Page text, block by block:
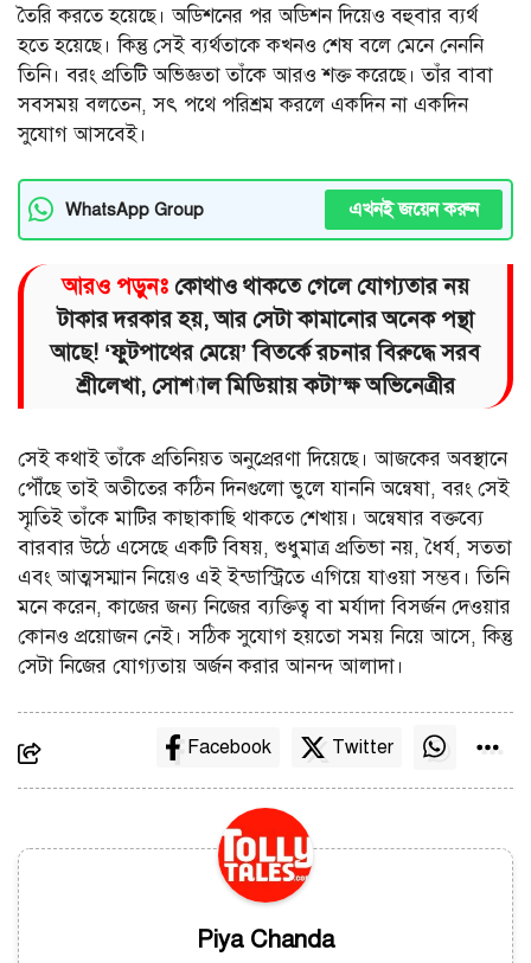
তৈরি করতে হয়েছে। অডিশনের পর অডিশন দিয়েও বহুবার ব্যর্থ
হতে হয়েছে। কিন্তু সেই ব্যর্থতাকে কখনও শেষ বলে মেনে নেননি
তিনি। বরং প্রতিটি অভিজ্ঞতা তাঁকে আরও শক্ত করেছে। তাঁর বাবা
সবসময় বলতেন, সৎ পথে পরিশ্রম করলে একদিন না একদিন
সুযোগ আসবেই।
WhatsApp Group এখনই জয়েন করুন
আরও পড়ুনঃ কোথাও থাকতে গেলে যোগ্যতার নয়
টাকার দরকার হয়, আর সেটা কামানোর অনেক পন্থা
আছে! ‘ফুটপাথের মেয়ে’ বিতর্কে রচনার বিরুদ্ধে সরব
শ্রীলেখা, সোশ্যাল মিডিয়ায় কটা’ক্ষ অভিনেত্রীর
সেই কথাই তাঁকে প্রতিনিয়ত অনুপ্রেরণা দিয়েছে। আজকের অবস্থানে
পৌঁছে তাই অতীতের কঠিন দিনগুলো ভুলে যাননি অন্বেষা, বরং সেই
স্মৃতিই তাঁকে মাটির কাছাকাছি থাকতে শেখায়। অন্বেষার বক্তব্যে
বারবার উঠে এসেছে একটি বিষয়, শুধুমাত্র প্রতিভা নয়, ধৈর্য, সততা
এবং আত্মসম্মান নিয়েও এই ইন্ডাস্ট্রিতে এগিয়ে যাওয়া সম্ভব। তিনি
মনে করেন, কাজের জন্য নিজের ব্যক্তিত্ব বা মর্যাদা বিসর্জন দেওয়ার
কোনও প্রয়োজন নেই। সঠিক সুযোগ হয়তো সময় নিয়ে আসে, কিন্তু
সেটা নিজের যোগ্যতায় অর্জন করার আনন্দ আলাদা।
Facebook Twitter
Piya Chanda